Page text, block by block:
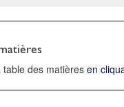
table des matièresen